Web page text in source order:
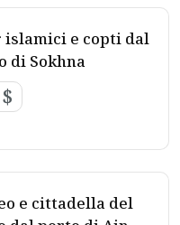
,la ricca storia e la
fantastico ad Ain EL
conETB Tours Egypt
al porto di Ain El
Porto di Ain
EL SOKHNA offrono
islamici e copti dal
di Sokhna
e cittadella del